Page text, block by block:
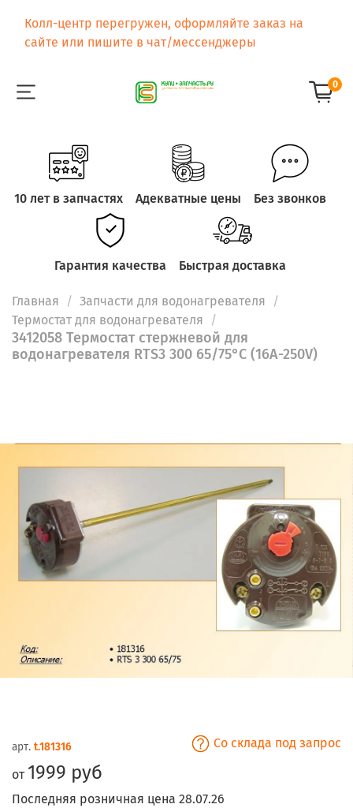
Колл-центр перегружен, оформляйте заказ на
сайте или пишите в чат/мессенджеры
0
10 лет в запчастях Адекватные цены Без звонков
Гарантия качества Быстрая доставка
Главная
Запчасти для водонагревателя
Термостат для водонагревателя
3412058 Термостат стержневой для
водонагревателя RTS3 300 65/75°C (16A-250V)
арт. t.181316 Со склада под запрос
от 1999 руб
Последняя розничная цена 28.07.26